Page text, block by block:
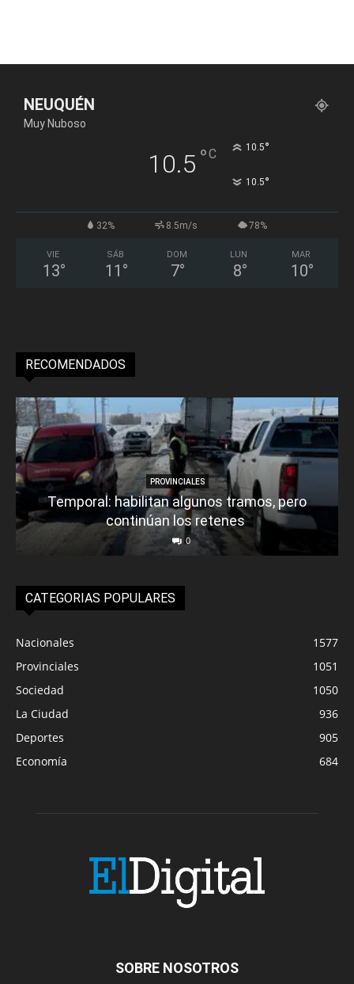
NEUQUÉN
Muy Nuboso
10.5 °C 10.5°
10.5°
32% 8.5m/s 78%
VIE
13°
SÁB
11 °
DOM
7°
LUN
8°
MAR
10°
RECOMENDADOS
PROVINCIALES
Temporal: habilitan algunos tramos, pero
continúan los retenes
0
CATEGORIAS POPULARES
Nacionales
1577
Provinciales
1051
Sociedad
1050
La Ciudad
936
Deportes
905
Economía
684
SOBRE NOSOTROS